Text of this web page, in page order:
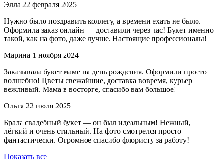
Элла 22 февраля 2025
Нужно было поздравить коллегу, а времени ехать не было.
Оформила заказ онлайн — доставили через час! Букет именно
такой, как на фото, даже лучше. Настоящие профессионалы!
Марина 1 ноября 2024
Заказывала букет маме на день рождения. Оформили просто
волшебно! Цветы свежайшие, доставка вовремя, курьер
вежливый. Мама в восторге, спасибо вам большое!
Ольга 22 июля 2025
Брала свадебный букет — он был идеальным! Нежный,
лёгкий и очень стильный. На фото смотрелся просто
фантастически. Огромное спасибо флористу за работу!
Показать все